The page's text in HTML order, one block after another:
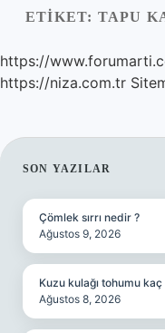
Yasal Uyarı
Hakkımızda
ETIKET: TAPU
https://
https://niza.com.tr
SIDEBAR
SON YAZILAR
Çömlek sırrı nedir ?
Ağustos 9, 2026
Kuzu kulağı tohumu
Ağustos 8, 2026